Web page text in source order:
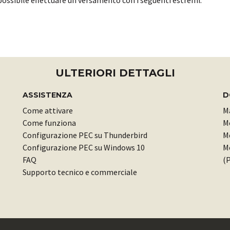
ULTERIORI DETTAGLI
ASSISTENZA
Come attivare
Come funziona
Configurazione PEC su Thunderbird
Configurazione PEC su Windows 10
FAQ
Supporto tecnico e commerciale